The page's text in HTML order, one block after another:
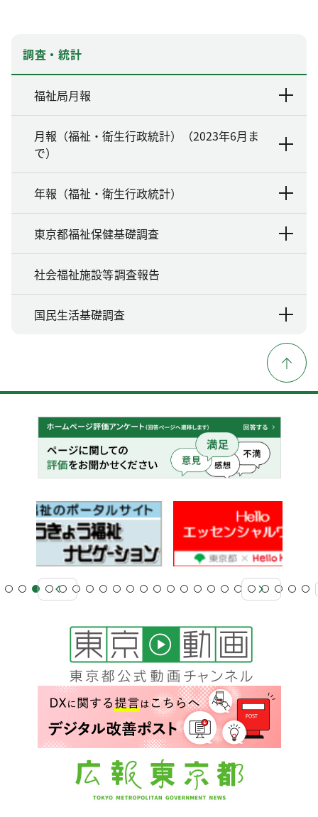
調査・統計
福祉局月報
月報（福祉・衛生行政統計）（2023年6月ま
で）
年報（福祉・衛生行政統計）
東京都福祉保健基礎調査
社会福祉施設等調査報告
国民生活基礎調査